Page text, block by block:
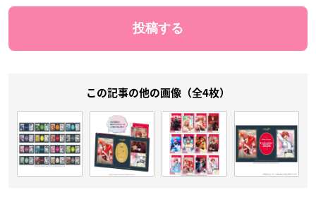
この記事の他の画像（全4枚）